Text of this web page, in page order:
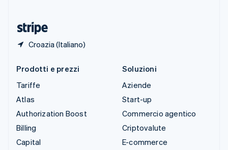
Croazia (Italiano)
Prodotti e prezzi
Tariffe
Atlas
Authorization Boost
Billing
Capital
Soluzioni
Aziende
Start-up
Commercio agentico
Criptovalute
E-commerce